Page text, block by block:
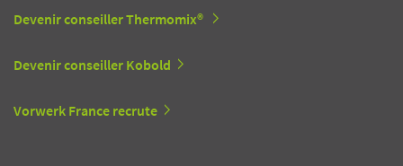
Devenir conseiller Thermomix®
Devenir conseiller Kobold
Vorwerk France recrute